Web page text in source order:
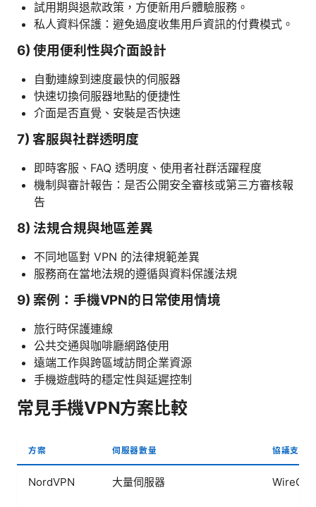
試用期與退款政策，方便新用戶體驗服務。
私人資料保護：避免過度收集用戶資訊的付費模式。
6) 使用便利性與介面設計
自動連線到速度最快的伺服器
快速切換伺服器地點的便捷性
介面是否直覺、安裝是否快速
7) 客服與社群透明度
即時客服、FAQ 透明度、使用者社群活躍程度
機制與審計報告：是否公開安全審核或第三方審核報
告
8) 法規合規與地區差異
不同地區對 VPN 的法律規範差異
服務商在當地法規的遵循與資料保護法規
9) 案例：手機VPN的日常使用情境
旅行時保護連線
公共交通與咖啡廳網路使用
遠端工作與跨區域訪問企業資源
手機遊戲時的穩定性與延遲控制
常見手機VPN方案比較
方案 伺服器數量 協議支援
NordVPN 大量伺服器